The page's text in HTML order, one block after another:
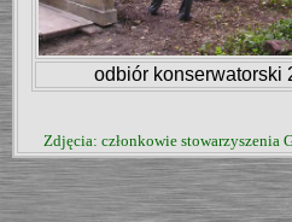
odbiór konserwatorski
Zdjęcia: członkowie stowarzyszenia